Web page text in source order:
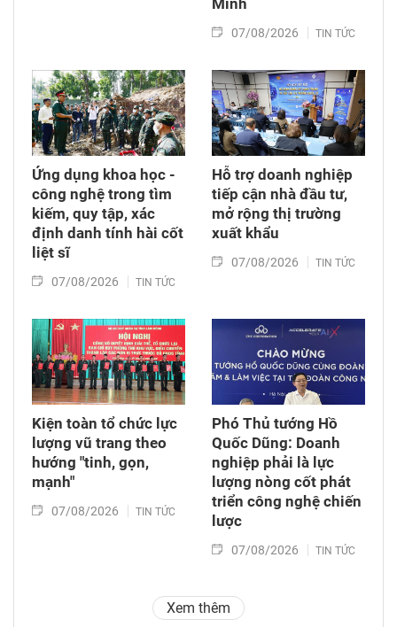
Minh
07/08/2026 TIN TỨC
Ứng dụng khoa học -
công nghệ trong tìm
kiếm, quy tập, xác
định danh tính hài cốt
liệt sĩ
07/08/2026 TIN TỨC
Hỗ trợ doanh nghiệp
tiếp cận nhà đầu tư,
mở rộng thị trường
xuất khẩu
07/08/2026 TIN TỨC
Kiện toàn tổ chức lực
lượng vũ trang theo
hướng "tinh, gọn,
mạnh"
07/08/2026 TIN TỨC
Phó Thủ tướng Hồ
Quốc Dũng: Doanh
nghiệp phải là lực
lượng nòng cốt phát
triển công nghệ chiến
lược
07/08/2026 TIN TỨC
Xem thêm